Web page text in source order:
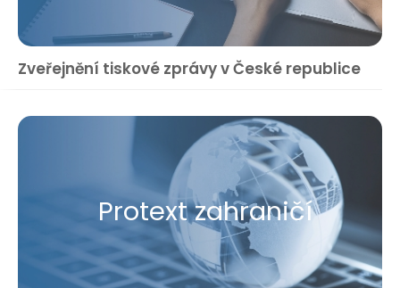
Zveřejnění tiskové zprávy v České republice
Protext zahraničí